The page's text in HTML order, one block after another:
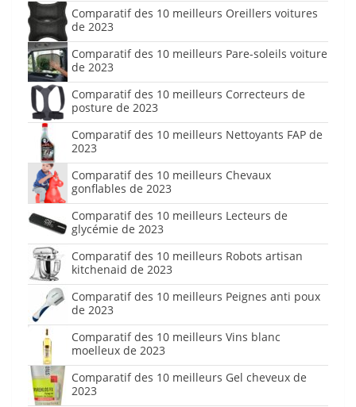
Comparatif des 10 meilleurs Oreillers voitures
de 2023
Comparatif des 10 meilleurs Pare-soleils voiture
de 2023
Comparatif des 10 meilleurs Correcteurs de
posture de 2023
Comparatif des 10 meilleurs Nettoyants FAP de
2023
Comparatif des 10 meilleurs Chevaux
gonflables de 2023
Comparatif des 10 meilleurs Lecteurs de
glycémie de 2023
Comparatif des 10 meilleurs Robots artisan
kitchenaid de 2023
Comparatif des 10 meilleurs Peignes anti poux
de 2023
Comparatif des 10 meilleurs Vins blanc
moelleux de 2023
Comparatif des 10 meilleurs Gel cheveux de
2023